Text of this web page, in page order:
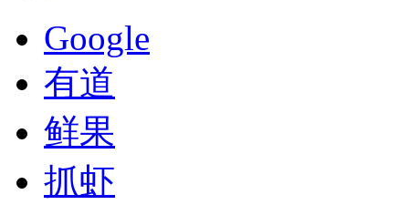
Google
有道
鲜果
抓虾